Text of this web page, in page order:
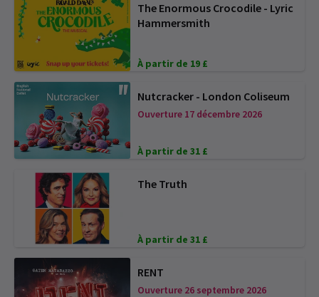
The Enormous Crocodile - Lyric
Hammersmith
À partir de 19 £
Nutcracker - London Coliseum
Ouverture 17 décembre 2026
À partir de 31 £
The Truth
À partir de 31 £
RENT
Ouverture 26 septembre 2026